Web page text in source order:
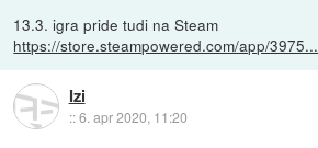
13.3. igra pride tudi na Steam
https://store.steampowered.com/app/3975...
Izi
::6. apr 2020, 11:20